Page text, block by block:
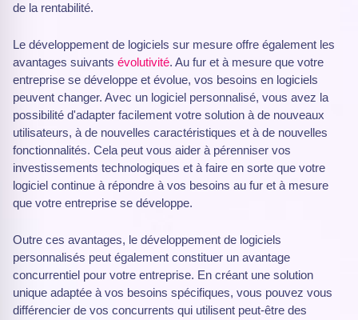
de la rentabilité.
Le développement de logiciels sur mesure offre également les
avantages suivants évolutivité. Au fur et à mesure que votre
entreprise se développe et évolue, vos besoins en logiciels
peuvent changer. Avec un logiciel personnalisé, vous avez la
possibilité d'adapter facilement votre solution à de nouveaux
utilisateurs, à de nouvelles caractéristiques et à de nouvelles
fonctionnalités. Cela peut vous aider à pérenniser vos
investissements technologiques et à faire en sorte que votre
logiciel continue à répondre à vos besoins au fur et à mesure
que votre entreprise se développe.
Outre ces avantages, le développement de logiciels
personnalisés peut également constituer un avantage
concurrentiel pour votre entreprise. En créant une solution
unique adaptée à vos besoins spécifiques, vous pouvez vous
différencier de vos concurrents qui utilisent peut-être des